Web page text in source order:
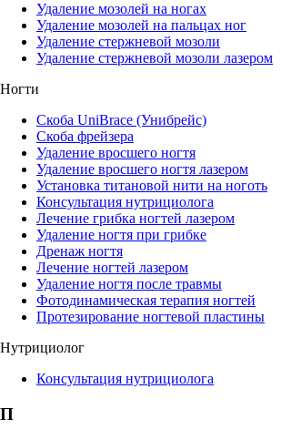
Удаление мозолей на ногах
Удаление мозолей на пальцах ног
Удаление стержневой мозоли
Удаление стержневой мозоли лазером
Ногти
Скоба UniBrace (Унибрейс)
Скоба фрейзера
Удаление вросшего ногтя
Удаление вросшего ногтя лазером
Установка титановой нити на ноготь
Консультация нутрициолога
Лечение грибка ногтей лазером
Удаление ногтя при грибке
Дренаж ногтя
Лечение ногтей лазером
Удаление ногтя после травмы
Фотодинамическая терапия ногтей
Протезирование ногтевой пластины
Нутрициолог
Консультация нутрициолога
П